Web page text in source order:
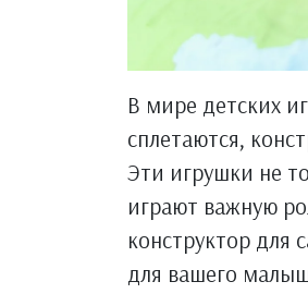
В мире детских
сплетаются,
Эти игрушки не
играют важную
конструктор для
для вашего